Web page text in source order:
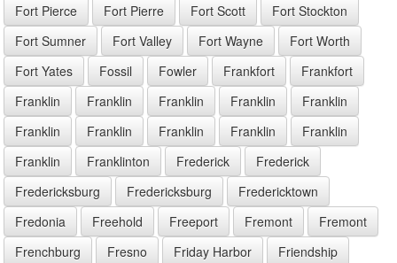
Fort Pierce
Fort Pierre Fort Scott
Fort Stockton
Fort Sumner
Fort Valley Fort Wayne
Fort Worth
Fort Yates
Fossil Fowler Frankfort
Frankfort
Franklin
Franklin Franklin Franklin
Franklin
Franklin
Franklin Franklin Franklin
Franklin
Franklin
Franklinton Frederick
Frederick
Fredericksburg
Fredericksburg
Fredericktown
Fredonia
Freehold Freeport Fremont
Fremont
Frenchburg
Fresno Friday Harbor
Friendship